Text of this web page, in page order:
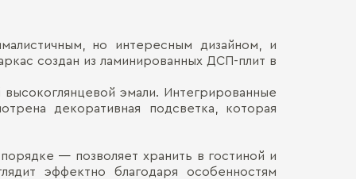
но интересным дизайном, и
создан из ламинированных ДСП-плит в
эмали. Интегрированные
декоративная подсветка, которая
— позволяет хранить в гостиной и
эффектно благодаря особенностям